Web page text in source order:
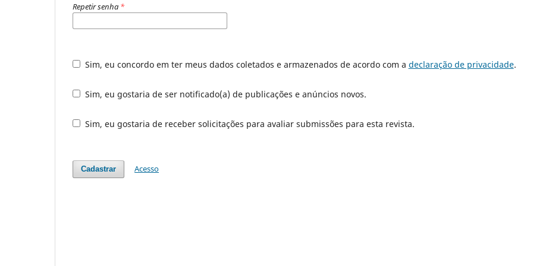
Repetir senha *
Sim, eu concordo em ter meus dados coletados e armazenados de acordo com a declaração de privacidade.
Sim, eu gostaria de ser notificado(a) de publicações e anúncios novos.
Sim, eu gostaria de receber solicitações para avaliar submissões para esta revista.
Cadastrar Acesso